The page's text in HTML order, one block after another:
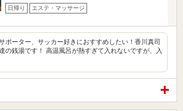
日帰り エステ・マッサージ
ポーター、サッカー好きにおすすめしたい！香川真司
の銭湯です！ 高温風呂が熱すぎて入れないですが、入